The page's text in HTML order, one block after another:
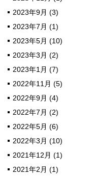
2023年9月 (3)
2023年7月 (1)
2023年5月 (10)
2023年3月 (2)
2023年1月 (7)
2022年11月 (5)
2022年9月 (4)
2022年7月 (2)
2022年5月 (6)
2022年3月 (10)
2021年12月 (1)
2021年2月 (1)